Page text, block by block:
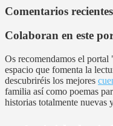
Comentarios recientes
Colaboran en este
Os recomendamos el
espacio que fomenta la
descubriréis los mejores
familia así como poemas
historias totalmente nuevas